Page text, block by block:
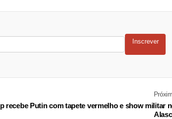
Inscrever
recebe Putin com tapete vermelho e show militar